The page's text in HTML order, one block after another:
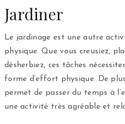
Jardiner
Le jardinage est une autre
physique. Que vous creusiez,
désherbiez, ces tâches
forme d’effort physique. De
permet de passer du temps à
une activité très agréable et